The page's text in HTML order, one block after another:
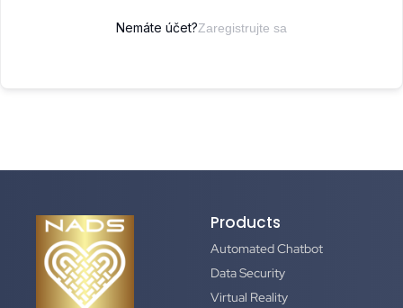
Nemáte účet?Zaregistrujte sa
Products
Automated Chatbot
Data Security
Virtual Reality